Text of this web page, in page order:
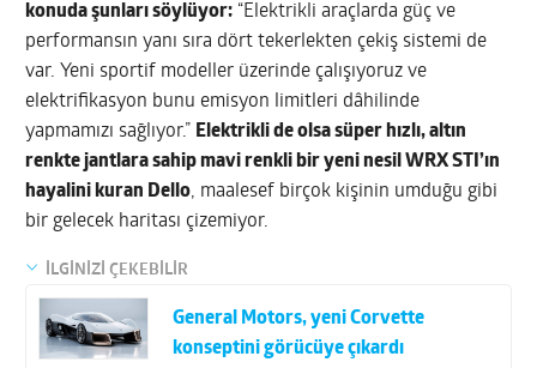
konuda şunları söylüyor: “Elektrikli araçlarda güç ve
performansın yanı sıra dört tekerlekten çekiş sistemi de
var. Yeni sportif modeller üzerinde çalışıyoruz ve
elektrifikasyon bunu emisyon limitleri dâhilinde
yapmamızı sağlıyor.” Elektrikli de olsa süper hızlı, altın
renkte jantlara sahip mavi renkli bir yeni nesil WRX STI’ın
hayalini kuran Dello, maalesef birçok kişinin umduğu gibi
bir gelecek haritası çizemiyor.
İLGİNİZİ ÇEKEBİLİR
General Motors, yeni Corvette
konseptini görücüye çıkardı